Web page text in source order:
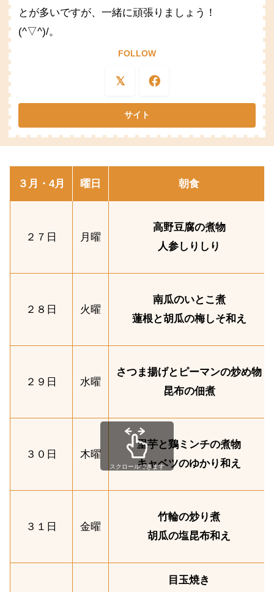
とが多いですが、一緒に頑張りましょう！
(^▽^)/。
FOLLOW
３月・4月 曜日 朝食
２７日 月曜
高野豆腐の煮物
人参しりしり
２８日 火曜
南瓜のいとこ煮
蓮根と胡瓜の梅しそ和え
２９日 水曜
さつま揚げとピーマンの炒め物
昆布の佃煮
３０日 木曜
里芋と鶏ミンチの煮物
キャベツのゆかり和え
３１日 金曜
竹輪の炒り煮
胡瓜の塩昆布和え
目玉焼き
スクロールできます